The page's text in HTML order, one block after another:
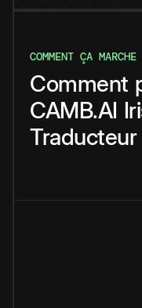
COMMENT ÇA MARCHE
Comment
CAMB.AI
Traducteur